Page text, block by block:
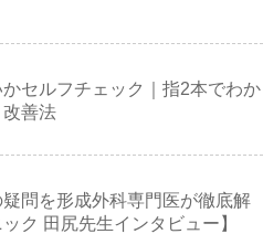
セルフチェック｜指2本でわか
善法
問を形成外科専門医が徹底解
ク 田尻先生インタビュー】